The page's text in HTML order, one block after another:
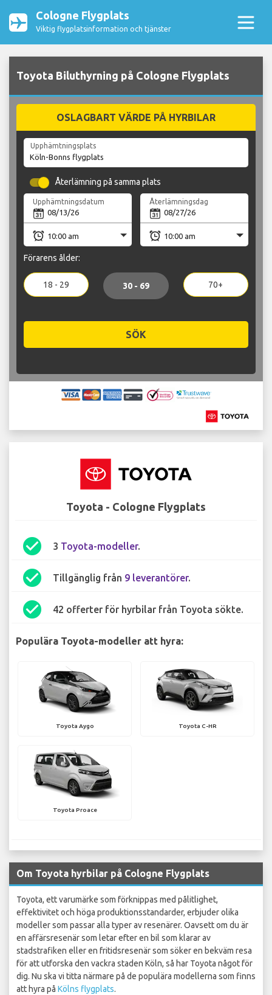
Cologne Flygplats
Viktig flygplatsinformation och tjänster
Toyota Biluthyrning på Cologne Flygplats
OSLAGBART VÄRDE PÅ HYRBILAR
Upphämtningsplats
Återlämning på samma plats
Upphämtningsdatum Återlämningsdag
Förarens ålder:
18 - 29 30 - 69 70+
SÖK
Toyota - Cologne Flygplats
check_circle 3 Toyota-modeller.
check_circle Tillgänglig från 9 leverantörer.
check_circle 42 offerter för hyrbilar från Toyota sökte.
Populära Toyota-modeller att hyra:
Toyota Aygo Toyota C-HR
Toyota Proace
Om Toyota hyrbilar på Cologne Flygplats
Toyota, ett varumärke som förknippas med pålitlighet,
effektivitet och höga produktionsstandarder, erbjuder olika
modeller som passar alla typer av resenärer. Oavsett om du är
en affärsresenär som letar efter en bil som klarar av
stadstrafiken eller en fritidsresenär som söker en bekväm resa
för att utforska den vackra staden Köln, så har Toyota något för
dig. Nu ska vi titta närmare på de populära modellerna som finns
att hyra på Kölns flygplats.